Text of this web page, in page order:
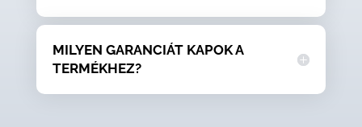
MILYEN GARANCIÁT KAPOK A
TERMÉKHEZ?